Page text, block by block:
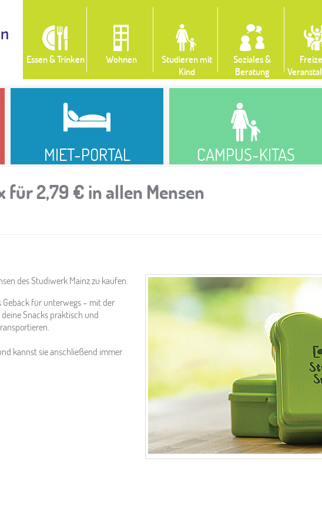
Essen & Trinken Wohnen
Studieren mit
Kind
Soziales &
Beratung
MIET-PORTAL CAMPUS-KITAS
für 2,79 € in allen Mensen
des Studiwerk Mainz zu kaufen.
Gebäck für unterwegs – mit der
Snacks praktisch und
kannst sie anschließend immer